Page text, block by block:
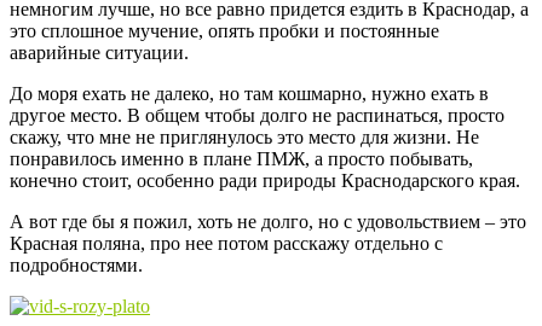
немногим лучше, но все равно придется ездить в Краснодар, а
это сплошное мучение, опять пробки и постоянные
аварийные ситуации.
До моря ехать не далеко, но там кошмарно, нужно ехать в
другое место. В общем чтобы долго не распинаться, просто
скажу, что мне не приглянулось это место для жизни. Не
понравилось именно в плане ПМЖ, а просто побывать,
конечно стоит, особенно ради природы Краснодарского края.
А вот где бы я пожил, хоть не долго, но с удовольствием – это
Красная поляна, про нее потом расскажу отдельно с
подробностями.